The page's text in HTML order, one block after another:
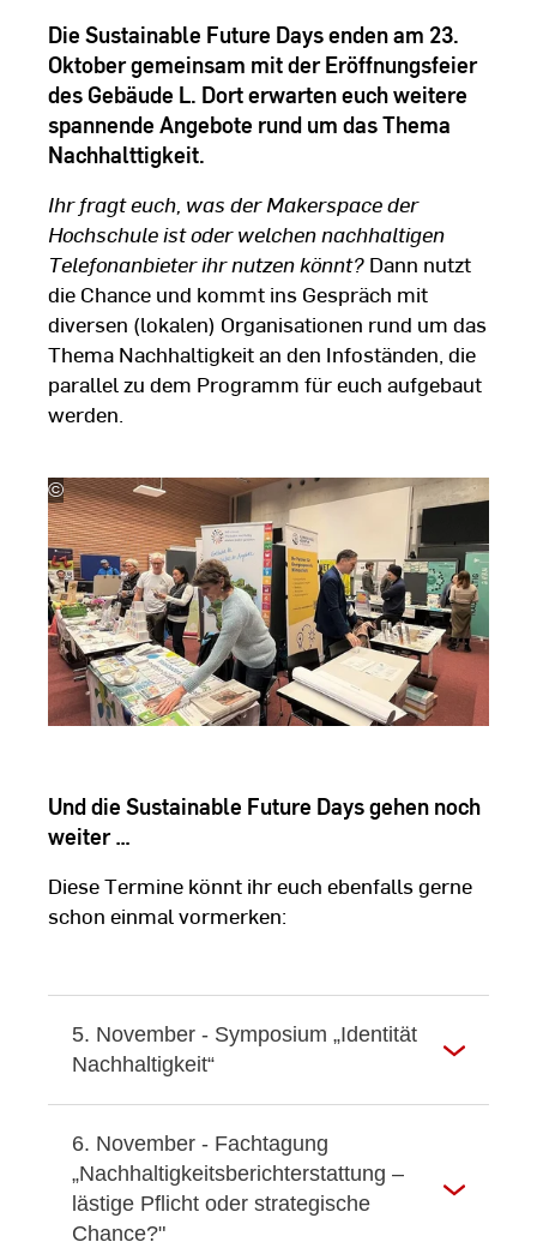
Die Sustainable Future Days enden am 23.
Oktober gemeinsam mit derEröffnungsfeier
des Gebäude L. Dort erwarten euch weitere
spannende Angebote rund um das Thema
Nachhalttigkeit.
Ihr fragt euch, was der Makerspace der
Hochschule ist oder welchen nachhaltigen
Telefonanbieter ihr nutzen könnt? Dann nutzt
die Chance und kommt ins Gespräch mit
diversen (lokalen) Organisationen rund um das
Thema Nachhaltigkeit an den Infoständen, die
parallel zu dem Programm für euch aufgebaut
werden.
©
Hochschulkommunikation
|
Hochschule
RheinMain
Und die Sustainable Future Days gehen noch
weiter …
Diese Termine könnt ihr euch ebenfalls gerne
schon einmal vormerken:
5. November - Symposium „Identität
Nachhaltigkeit“
6. November - Fachtagung
„Nachhaltigkeitsberichterstattung –
lästige Pflicht oder strategische
Chance?"